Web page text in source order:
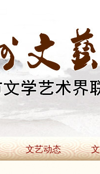
文艺动态